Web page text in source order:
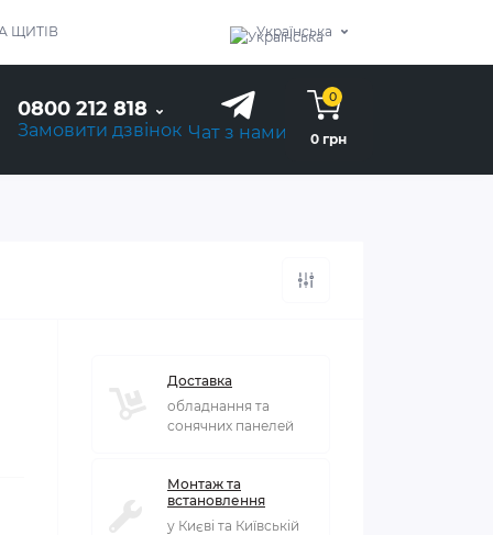
ЩИТІВ Українська
0800 212 818
Замовити дзвінок Чат з нами
0
0 грн
Доставка
обладнання та
сонячних панелей
Монтаж та
встановлення
у Києві та Київській